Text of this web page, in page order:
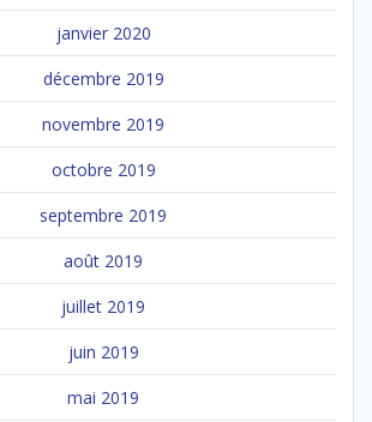
janvier 2020
décembre 2019
novembre 2019
octobre 2019
septembre 2019
août 2019
juillet 2019
juin 2019
mai 2019